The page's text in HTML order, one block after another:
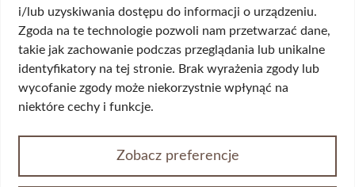
USG układu moczowego
Wskazania
Wypadanie włosów
Przerost piersi (ginekomastia)
Korekta płci
Żylaki kończyn dolnych
Nietrzymanie moczu
i/lub uzyskiwania dostępu do informacji o urządzeniu.
Zgoda na te technologie pozwoli nam przetwarzać dane,
takie jak zachowanie podczas przeglądania lub unikalne
identyfikatory na tej stronie. Brak wyrażenia zgody lub
wycofanie zgody może niekorzystnie wpłynąć na
niektóre cechy i funkcje.
Zobacz preferencje